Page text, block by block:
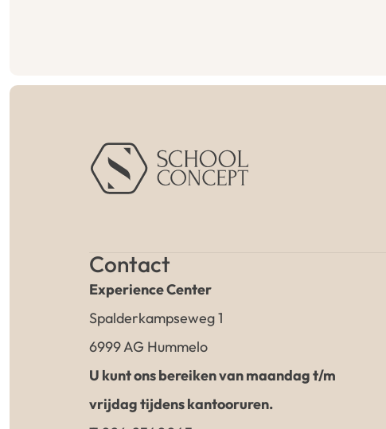
Contact
Experience Center
Spalderkampseweg 1
6999 AG Hummelo
U kunt ons bereiken van maandag t/m
vrijdag tijdens kantooruren.